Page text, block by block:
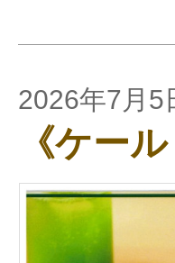
2026年7月5
《ケー